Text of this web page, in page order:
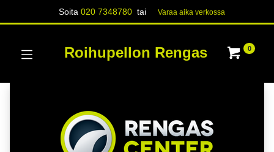
Soita020 7348780 tai Varaa aika verk​​​​ossa
Roihupellon Rengas 0